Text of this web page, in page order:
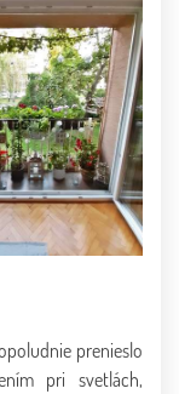
prenieslo
pri svetlách,